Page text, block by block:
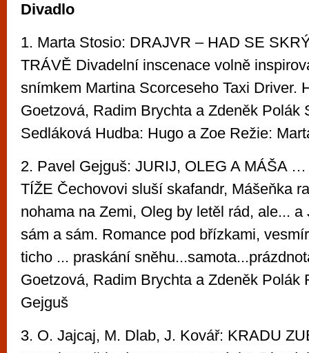
Divadlo
1. Marta Stosio: DRAJVR – HAD SE
TRÁVĚ Divadelní inscenace volně
snímkem Martina Scorceseho Taxi Driver.
Goetzová, Radim Brychta a Zdeněk Polák
Sedláková Hudba: Hugo a Zoe Režie:
2. Pavel Gejguš: JURIJ, OLEG A MÁŠA
TÍŽE Čechovovi sluší skafandr, Mášeňka
nohama na Zemi, Oleg by letěl rád, ale...
sám a sám. Romance pod břízkami,
ticho ... praskání
Goetzová, Radim Brychta a Zdeněk Polák
Gejguš
3. O. Jajcaj, M. Dlab, J. Kovář: KRADU